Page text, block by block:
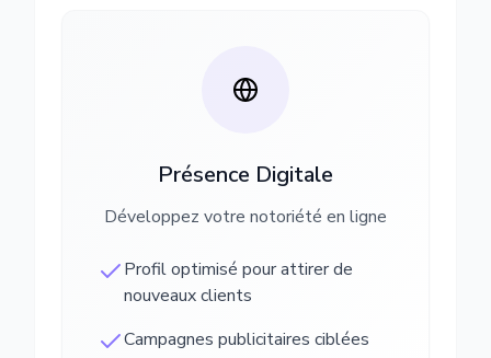
Présence Digitale
Développez votre notoriété en ligne
Profil optimisé pour attirer de
nouveaux clients
Campagnes publicitaires ciblées